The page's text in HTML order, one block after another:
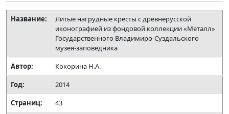
Название:
Литые нагрудные кресты с древнерусской
иконографией из фондовой коллекции «Металл»
Государственного Владимиро-Суздальского
музея-заповедника
Автор:
Кокорина Н.А.
Год:
2014
Страниц:
43